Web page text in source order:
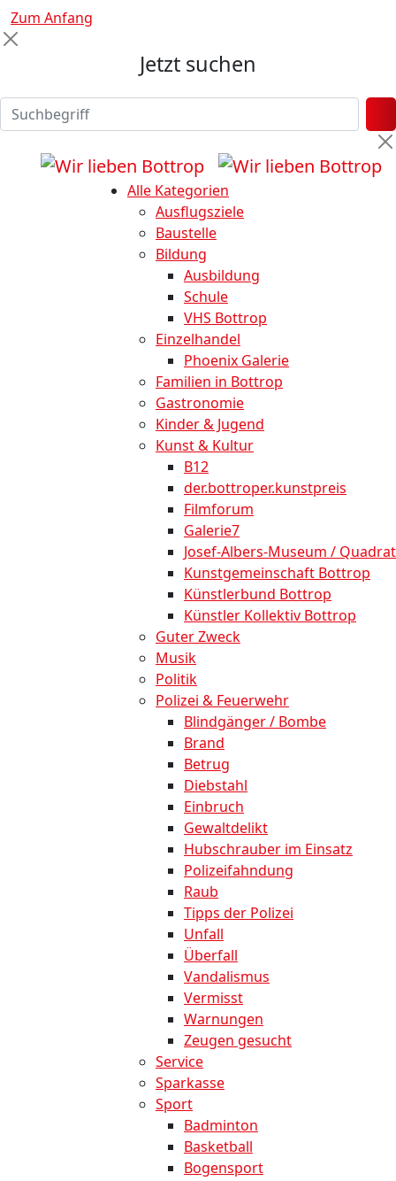
Zum Anfang
Jetzt suchen
Alle Kategorien
Ausflugsziele
Baustelle
Bildung
Ausbildung
Schule
VHS Bottrop
Einzelhandel
Phoenix Galerie
Familien in Bottrop
Gastronomie
Kinder & Jugend
Kunst & Kultur
B12
der.bottroper.kunstpreis
Filmforum
Galerie7
Josef-Albers-Museum / Quadrat
Kunstgemeinschaft Bottrop
Künstlerbund Bottrop
Künstler Kollektiv Bottrop
Guter Zweck
Musik
Politik
Polizei & Feuerwehr
Blindgänger / Bombe
Brand
Betrug
Diebstahl
Einbruch
Gewaltdelikt
Hubschrauber im Einsatz
Polizeifahndung
Raub
Tipps der Polizei
Unfall
Überfall
Vandalismus
Vermisst
Warnungen
Zeugen gesucht
Service
Sparkasse
Sport
Badminton
Basketball
Bogensport